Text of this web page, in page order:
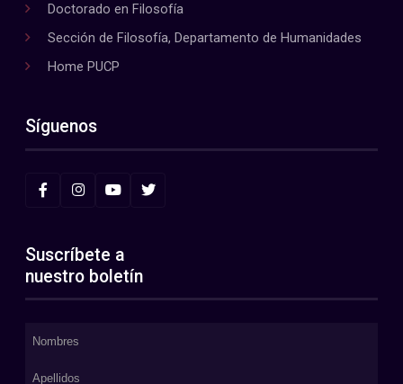
Doctorado en Filosofía
Sección de Filosofía, Departamento de Humanidades
Home PUCP
Síguenos
Suscríbete a
nuestro boletín